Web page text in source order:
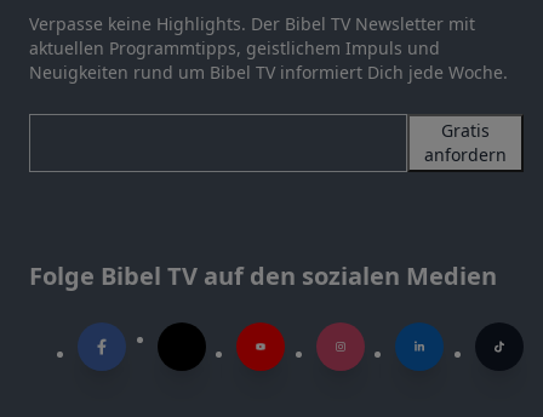
Verpasse keine Highlights. Der Bibel TV Newsletter mit
aktuellen Programmtipps, geistlichem Impuls und
Neuigkeiten rund um Bibel TV informiert Dich jede Woche.
Gratis
anfordern
Folge Bibel TV auf den sozialen Medien